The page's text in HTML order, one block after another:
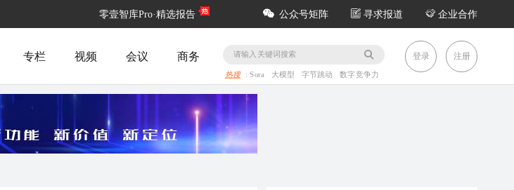
零壹智库Pro·精选报告 公众号矩阵 寻求报道 企业合作
专栏 视频 会议 商务
热搜 :Sora 大模型 字节跳动 数字竞争力
登录 注册